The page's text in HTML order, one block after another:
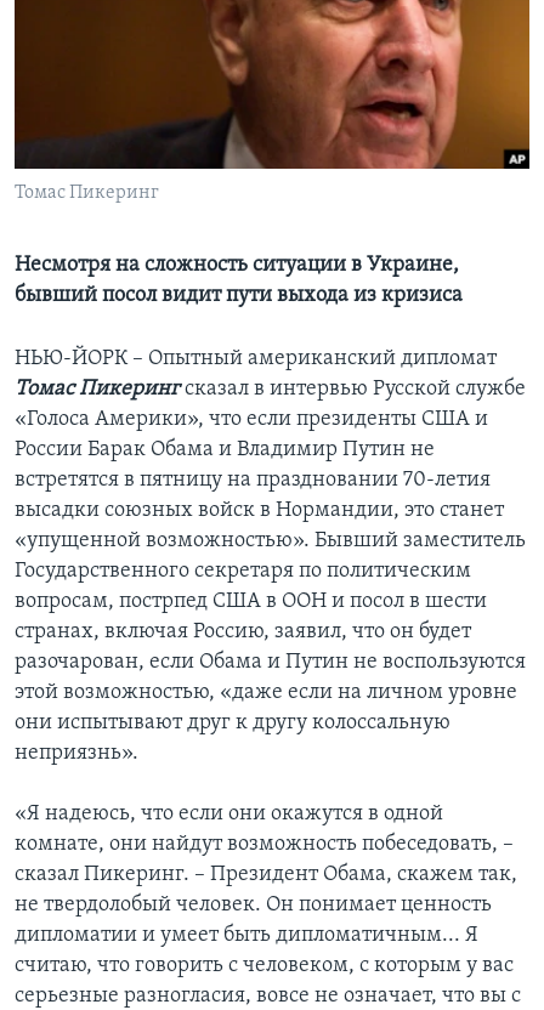
Томас Пикеринг
Несмотря на сложность ситуации в Украине,
бывший посол видит пути выхода из кризиса
НЬЮ-ЙОРК – Опытный американский дипломат
Томас Пикерингсказал в интервью Русской службе
«Голоса Америки», что если президенты США и
России Барак Обама и Владимир Путин не
встретятся в пятницу на праздновании 70-летия
высадки союзных войск в Нормандии, это станет
«упущенной возможностью». Бывший заместитель
Государственного секретаря по политическим
вопросам, пострпед США в ООН и посол в шести
странах, включая Россию, заявил, что он будет
разочарован, если Обама и Путин не воспользуются
этой возможностью, «даже если на личном уровне
они испытывают друг к другу колоссальную
неприязнь».
«Я надеюсь, что если они окажутся в одной
комнате, они найдут возможность побеседовать, –
сказал Пикеринг. – Президент Обама, скажем так,
не твердолобый человек. Он понимает ценность
дипломатии и умеет быть дипломатичным... Я
считаю, что говорить с человеком, с которым у вас
серьезные разногласия, вовсе не означает, что вы с